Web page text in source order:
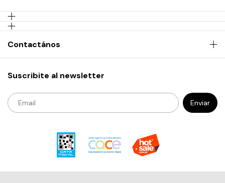
Contactános
Suscribite al newsletter